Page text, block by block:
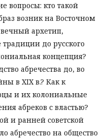
вопросы: кто такой
возник на Восточном
вечный архетип,
до русского
концепция?
абречества до, во
в XIX в.? Как к
и их колониальные
абреков с властью?
и ранней советской
абречество на общество